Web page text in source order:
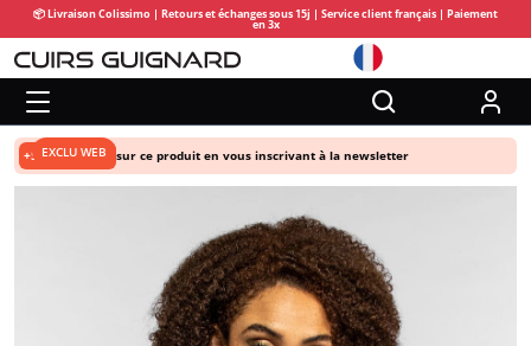
📦 Livraison Colissimo | Retours et échanges sous 15j | Service client français | Paiement
en 3x
+5% de remise sur ce produit en vous inscrivant à la newsletter
EXCLU WEB